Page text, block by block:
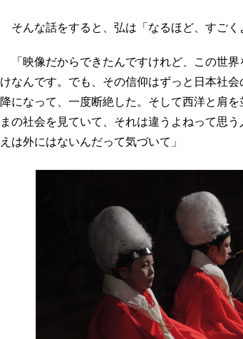
そんな話をすると、弘は「なるほど、すごく
「映像だからできたんですけれど、この世
けなんです。でも、その信仰はずっと日本社
降になって、一度断絶した。そして西洋と肩
まの社会を見ていて、それは違うよねって思
えは外にはないんだって気づいて」